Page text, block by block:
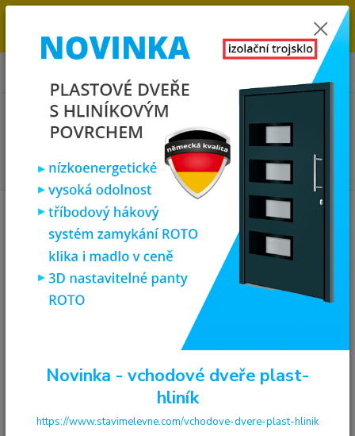
OBJEDNÁVKOU. MÁME 7 000 OKEN A DVEŘÍ SKLADEM U NÁS V
KLATOVECH.
0
0,00 Kč
Plastová okna
plastové okno 90x60 cm, jednokřídlé, bílé, PREMIUM
plastové okno 90x60 cm,
jednokřídlé, bílé, PREMIUM 6000
Novinka - vchodové dveře plast-
hliník
https://www.stavimelevne.com/vchodove-dvere-plast-hlinik